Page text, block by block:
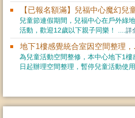
【已報名額滿】兒福中心魔幻兒
兒童節連假期間，兒福中心在戶外綠
活動，歡迎12歲以下親子同樂！ ....詳
地下1樓感覺統合室因空間整理，
為兒童活動空間整修，本中心地下1
日起辦理空間整理，暫停兒童活動使